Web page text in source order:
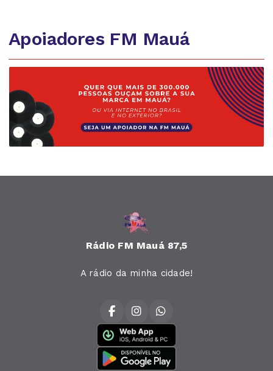
Apoiadores FM Mauá
Rádio FM Mauá 87,5
A rádio da minha cidade!